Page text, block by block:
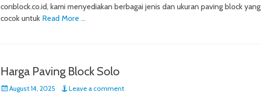
conblock.co.id, kami menyediakan berbagai jenis dan ukuran paving block yang
cocok untuk Read More …
Harga Paving Block Solo
Posted
August 14, 2025 Leave a comment